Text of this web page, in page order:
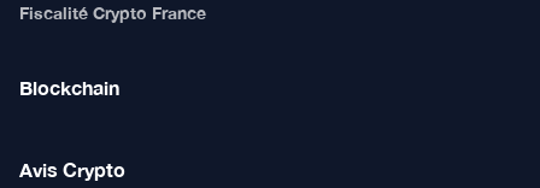
Fiscalité Crypto France
Blockchain
Avis Crypto